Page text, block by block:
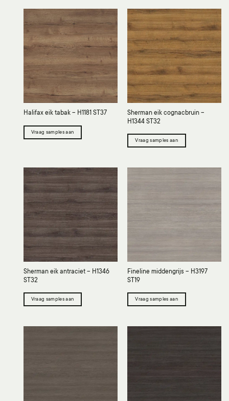
Halifax eik tabak – H1181 ST37
Vraag samples aan
Sherman eik cognacbruin –
H1344 ST32
Vraag samples aan
Sherman eik antraciet – H1346
ST32
Vraag samples aan
Fineline middengrijs – H3197
ST19
Vraag samples aan